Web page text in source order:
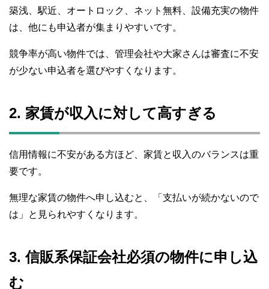
築浅、駅近、オートロック、ネット無料、設備充実の物件
は、他にも申込者が集まりやすいです。
競争率が高い物件では、管理会社や大家さんは審査に不安
が少ない申込者を選びやすくなります。
2. 家賃が収入に対して高すぎる
信用情報に不安がある方ほど、家賃と収入のバランスは重
要です。
無理な家賃の物件へ申し込むと、「支払いが続かないので
は」と見られやすくなります。
3. 信販系保証会社必須の物件に申し込
む